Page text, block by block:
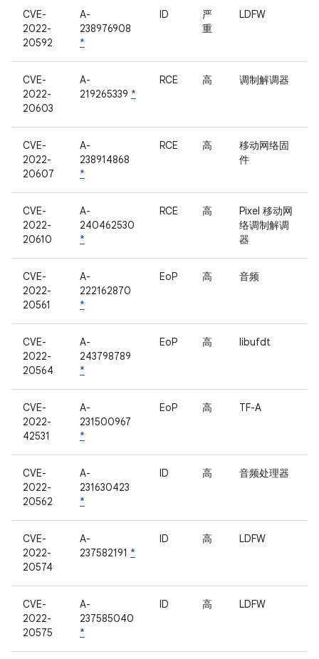
CVE-
2022-
20592
A-
238976908
*
ID
严
重
LDFW
CVE-
2022-
20603
A-
219265339 *
RCE 高 调制解调器
CVE-
2022-
20607
A-
238914868
*
RCE 高
移动网络固
件
CVE-
2022-
20610
A-
240462530
*
RCE 高
Pixel 移动网
络调制解调
器
CVE-
2022-
20561
A-
222162870
*
EoP 高 音频
CVE-
2022-
20564
A-
243798789
*
EoP 高 libufdt
CVE-
2022-
42531
A-
231500967
*
EoP 高 TF-A
CVE-
2022-
20562
A-
231630423
*
ID 高 音频处理器
CVE-
2022-
20574
A-
237582191 *
ID 高 LDFW
CVE-
2022-
20575
A-
237585040
*
ID 高 LDFW